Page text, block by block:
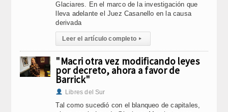
Glaciares. En el marco de la investigación que
lleva adelante el Juez Casanello en la causa
derivada
Leer el artículo completo ▸
"Macri otra vez modificando leyes
por decreto, ahora a favor de
Barrick"
Libres del Sur
Tal como sucedió con el blanqueo de capitales,